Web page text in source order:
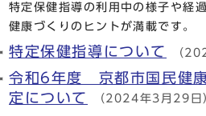
特定保健指導の利用中の様子や経
健康づくりのヒントが満載です。
特定保健指導について （
令和6年度 京都市国民健
定について （2024年3月29日